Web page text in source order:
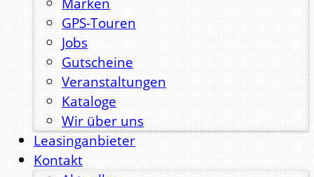
GPS-Touren
Jobs
Gutscheine
Veranstaltungen
Kataloge
Wir über uns
Leasinganbieter
Kontakt